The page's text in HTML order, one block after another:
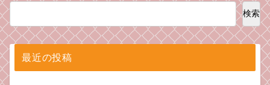
検索
最近の投稿